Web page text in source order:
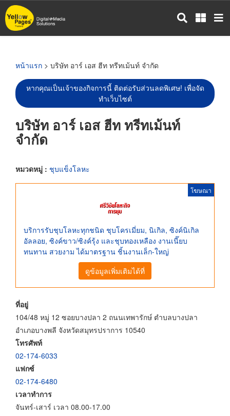
ข้าม
ไป
หน้าแรก > บริษัท อาร์ เอส ฮีท ทรีทเม้นท์ จำกัด
หากคุณเป็นเจ้าของกิจการนี้ ติดต่อรับส่วนลดพิเศษ! เพื่อจัด
ทำเว็บไซต์
บริษัท อาร์ เอส ฮีท ทรีทเม้นท์
จำกัด
หมวดหมู่ : ชุบแข็งโลหะ
โฆษณา
บริการรับชุบโลหะทุกชนิด ชุบโครเมี่ยม, นิเกิล, ซิงค์นิเกิล
อัลลอย, ซิงค์ขาว/ซิงค์รุ้ง และชุบทองเหลือง งานเนี๊ยบ
ทนทาน สวยงาม ได้มาตรฐาน ชิ้นงานเล็ก-ใหญ่
ดูข้อมูลเพิ่มเติมได้ที่
ที่อยู่
104/48 หมู่ 12 ซอยบางปลา 2 ถนนเทพารักษ์ ตำบลบางปลา
อำเภอบางพลี จังหวัดสมุทรปราการ 10540
โทรศัพท์
02-174-6033
แฟกซ์
02-174-6480
เวลาทำการ
จันทร์-เสาร์ เวลา 08.00-17.00